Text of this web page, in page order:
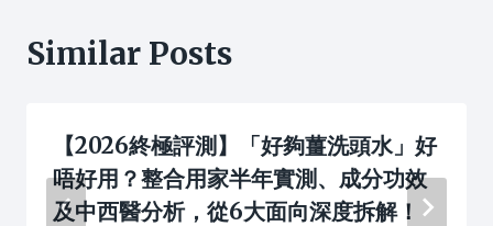
Similar Posts
【2026終極評測】「好夠薑洗頭水」好
唔好用？整合用家半年實測、成分功效
及中西醫分析，從6大面向深度拆解！